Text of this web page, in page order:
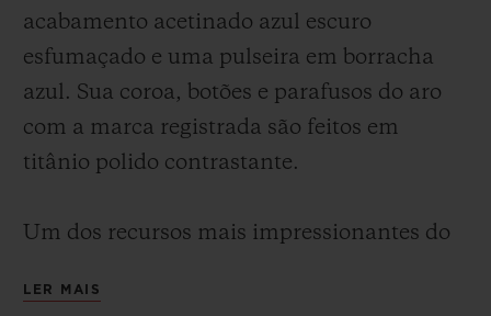
acabamento acetinado azul escuro
esfumaçado e uma pulseira em borracha
azul. Sua coroa, botões e parafusos do aro
com a marca registrada são feitos em
titânio polido contrastante.
Um dos recursos mais impressionantes do
profundo. O visual gráfico é criado pela
LER MAIS